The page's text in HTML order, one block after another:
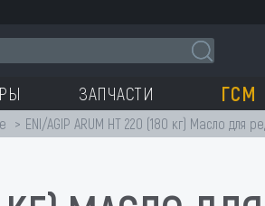
ЗАПЧАСТИ ГСМ
ENI/AGIP ARUM HT 220 (180 кг) Масло для